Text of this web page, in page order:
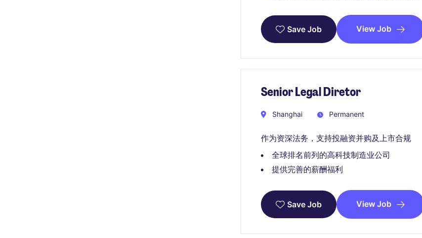
Save Job View Job
Senior Legal Diretor
Shanghai Permanent
作为资深法务，支持投融资并购及上市合规
全球排名前列的高科技制造业公司
提供完善的薪酬福利
Save Job View Job